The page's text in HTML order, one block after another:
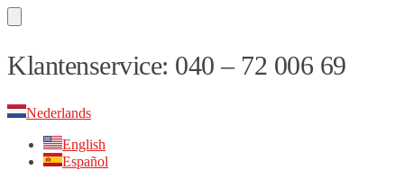
Skip
to
Skip
to
Klantenservice: 040 – 72 006 69
Nederlands
English
Español